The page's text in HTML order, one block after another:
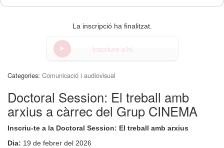
La inscripció ha finalitzat.
Inscriure-s'hi
Categories: Comunicació i audiovisual
Doctoral Session: El treball amb
arxius a càrrec del Grup CINEMA
Inscriu-te a la Doctoral Session: El treball amb arxius
Dia: 19 de febrer del 2026